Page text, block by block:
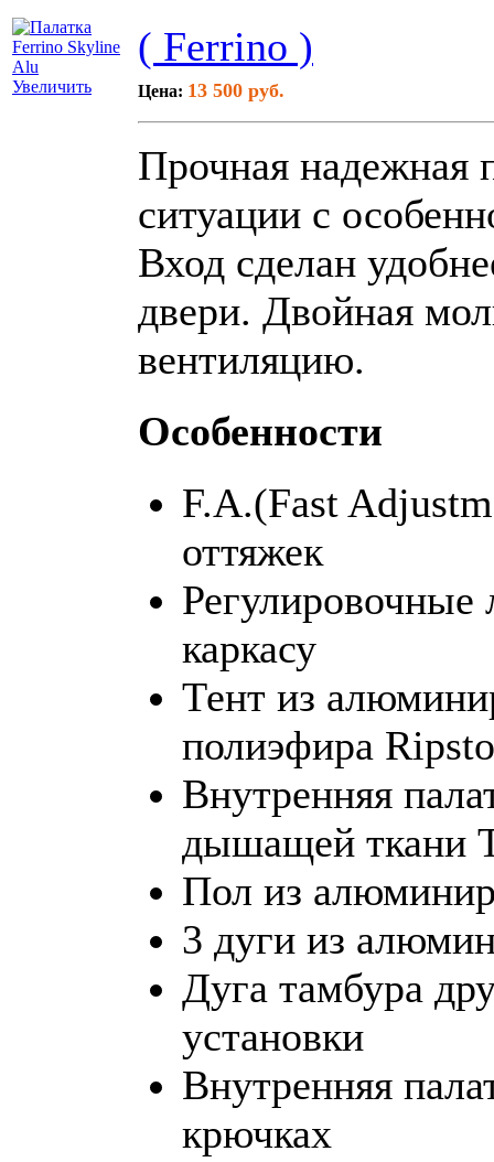
Увеличить
( Ferrino )
Цена: 13 500 руб.
Прочная надежная
ситуации с
Вход сделан
двери. Двойная
вентиляцию.
Особенности
F.A.(Fast
оттяжек
Регулировочные
каркасу
Тент из
полиэфира
Внутренняя
дышащей ткани
Пол из
3 дуги из
Дуга тамбура
установки
Внутренняя
крючках